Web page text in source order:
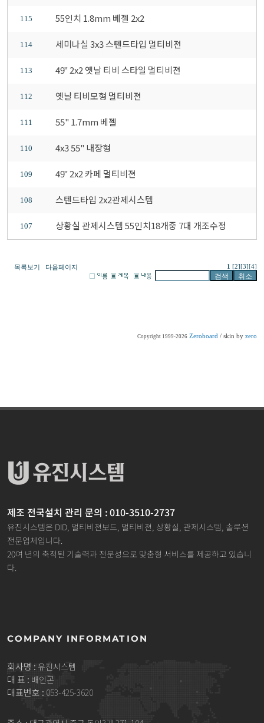
115 55인치 1.8mm 베젤 2x2
114 세미나실 3x3 스텐드타입 멀티비젼
113 49" 2x2 옛날 티비 스타일 멀티비젼
112 옛날 티비모형 멀티비젼
111 55" 1.7mm 베젤
110 4x3 55" 내장형
109 49" 2x2 카페 멀티비젼
108 스텐드타입 2x2관제시스템
107 상황실 관제시스템 55인치18개중 7대 개조수정
목록보기 다음페이지 1 [2] [3] [4]
Copyright 1999-2026 Zeroboard / skin by zero
제조 전국설치 관리 문의 : 010-3510-2737
유진시스템은 DID, 멀티비젼보드, 멀티비젼, 상황실, 관제시스템, 솔루션
전문업체입니다.
20여 년의 축적된 기술력과 전문성으로 맞춤형 서비스를 제공하고 있습니
다.
COMPANY INFORMATION
회사명 : 유진시스템
대 표 : 배인곤
대표번호 : 053-425-3620